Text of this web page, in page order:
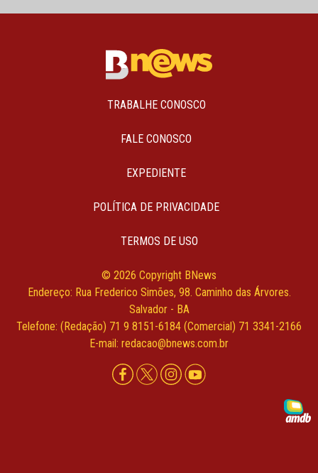
TRABALHE CONOSCO
FALE CONOSCO
EXPEDIENTE
POLÍTICA DE PRIVACIDADE
TERMOS DE USO
© 2026 Copyright BNews
Endereço: Rua Frederico Simões, 98. Caminho das Árvores.
Salvador - BA
Telefone: (Redação) 71 9 8151-6184 (Comercial) 71 3341-2166
E-mail: redacao@bnews.com.br